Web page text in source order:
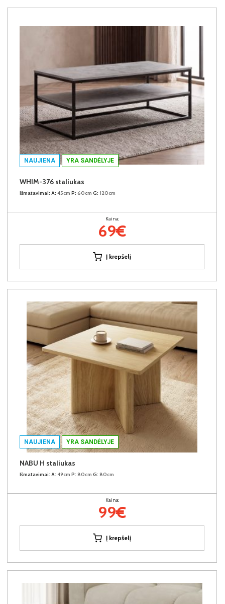
NAUJIENA YRA SANDĖLYJE
WHIM-376 staliukas
Išmatavimai: A: 45cm P: 60cm G: 120cm
Kaina:
69€
Į krepšelį
NAUJIENA YRA SANDĖLYJE
NABU H staliukas
Išmatavimai: A: 49cm P: 80cm G: 80cm
Kaina:
99€
Į krepšelį